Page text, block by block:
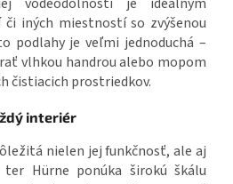
iných miestností so zvýšenou
podlahy je veľmi jednoduchá –
vlhkou handrou alebo mopom
čistiacich prostriedkov.
interiér
nielen jej funkčnosť, ale aj
ter Hürne ponúka širokú škálu